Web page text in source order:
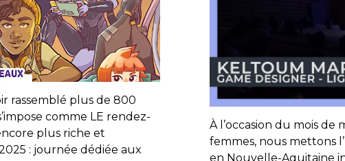
rassemblé plus de 800
comme LE rendez-
plus riche et
: journée dédiée aux
À l’occasion du mois
femmes, nous mettons
en Nouvelle-Aquitaine